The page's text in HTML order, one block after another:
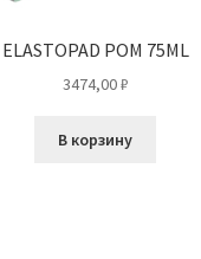
ELASTOPAD POM 75ML
3474,00₽
В корзину